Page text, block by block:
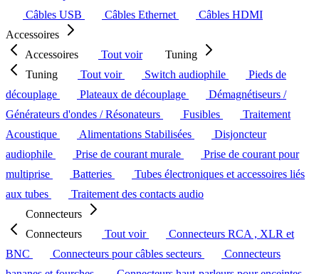
Câbles USB
Câbles Ethernet
Câbles HDMI
Accessoires
Accessoires
Tout voir
Tuning
Tuning
Tout voir Switch audiophile
Pieds de
découplage
Plateaux de découplage
Démagnétiseurs /
Générateurs d'ondes / Résonateurs
Fusibles
Traitement
Acoustique
Alimentations Stabilisées
Disjoncteur
audiophile
Prise de courant murale
Prise de courant pour
multiprise
Batteries
Tubes électroniques et accessoires liés
aux tubes
Traitement des contacts audio
Connecteurs
Connecteurs
Tout voir
Connecteurs RCA , XLR et
BNC
Connecteurs pour câbles secteurs
Connecteurs